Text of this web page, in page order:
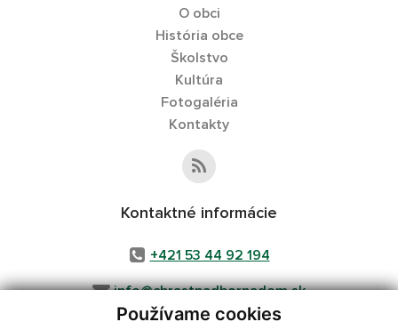
Používame cookies
O obci
História obce
Školstvo
Kultúra
Fotogaléria
Kontakty
Kontaktné informácie
+421 53 44 92 194
info@chrastnadhornadom.sk